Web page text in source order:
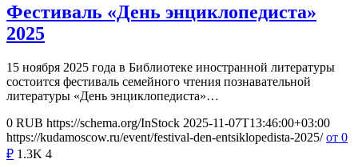
Фестиваль «День энциклопедиста»
2025
15 ноября 2025 года в Библиотеке иностранной литературы
состоится фестиваль семейного чтения познавательной
литературы «День энциклопедиста»…
0 RUB https://schema.org/InStock 2025-11-07T13:46:00+03:00
https://kudamoscow.ru/event/festival-den-entsiklopedista-2025/ от 0
₽ 1.3K 4